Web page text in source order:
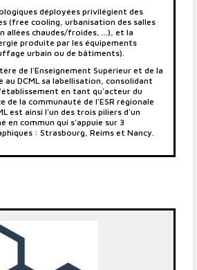
déployées privilégient des
(free cooling, urbanisation des salles
allées chaudes/froides, ...), et la
produite par les équipements
urbain ou de bâtiments).
de l'Enseignement Supérieur et de la
au DCML sa labellisation, consolidant
en tant qu'acteur du
de la communauté de l'ESR régionale
est ainsi l'un des trois piliers d'un
en commun qui s’appuie sur 3
: Strasbourg, Reims et Nancy.